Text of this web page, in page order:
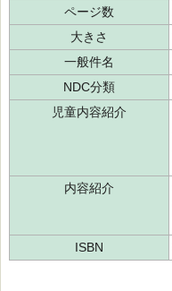
ページ数
大きさ
一般件名
NDC分類
児童内容紹介
内容紹介
ISBN